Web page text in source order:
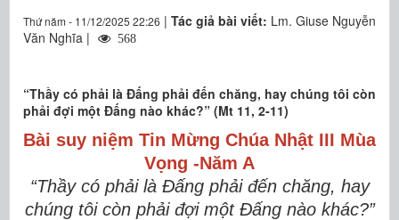
Thứ năm - 11/12/2025 22:26 | Tác giả bài viết: Lm. Giuse Nguyễn
Văn Nghĩa |
568
“Thầy có phải là Ðấng phải đến chăng, hay chúng tôi còn
phải đợi một Ðấng nào khác?” (Mt 11, 2-11)
Bài suy niệm Tin Mừng Chúa Nhật III Mùa
Vọng -Năm A
“Thầy có phải là Ðấng phải đến chăng, hay
chúng tôi còn phải đợi một Ðấng nào khác?”